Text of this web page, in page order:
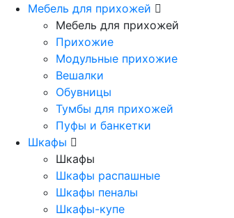
Мебель для прихожей
Мебель для прихожей
Прихожие
Модульные прихожие
Вешалки
Обувницы
Тумбы для прихожей
Пуфы и банкетки
Шкафы
Шкафы
Шкафы распашные
Шкафы пеналы
Шкафы-купе